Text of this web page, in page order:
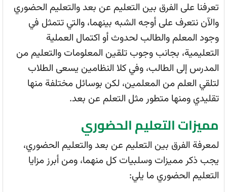
تعرفنا على الفرق بين التعليم عن بعد والتعليم الحضوري
والآن نتعرف على أوجه الشبه بينهما، والتي تتمثل في
وجود المعلم والطالب لحدوث أو اكتمال العملية
التعليمية، بجانب وجوب تلقين المعلومات والتعليم من
المدرس إلى الطالب، وفي كلا النظامين يسعى الطلاب
لتلقي العلم من المعلمين، لكن بوسائل مختلفة منها
تقليدي ومنها متطور مثل التعلم عن بعد.
مميزات التعليم الحضوري
لمعرفة الفرق بين التعليم عن بعد والتعليم الحضوري،
يجب ذكر مميزات وسلبيات كل منهما، ومن أبرز مزايا
التعليم الحضوري ما يلي: